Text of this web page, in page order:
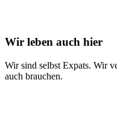
Wir leben auch hier
Wir sind selbst Expats. Wir
auch brauchen.